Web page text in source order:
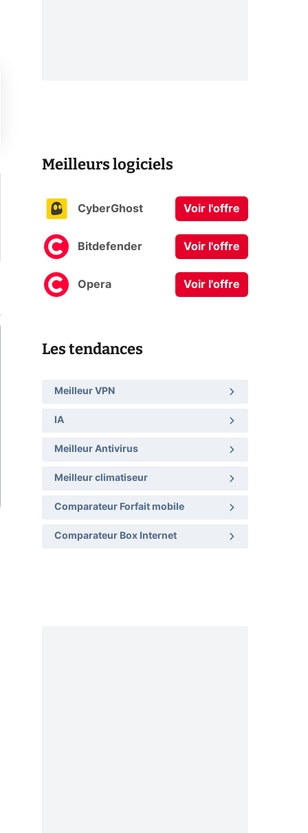
Meilleurs logiciels
CyberGhost Voir l'offre
Bitdefender Voir l'offre
Opera Voir l'offre
Les tendances
Meilleur VPN
IA
Meilleur Antivirus
Meilleur climatiseur
Comparateur Forfait mobile
Comparateur Box Internet